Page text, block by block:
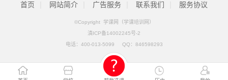
首页 网站简介 广告服务 联系我们 服务协议
©Copyright 学课网（学课培训网）
滇ICP备14002245号-2
电话： 400-013-5099 QQ： 846598293